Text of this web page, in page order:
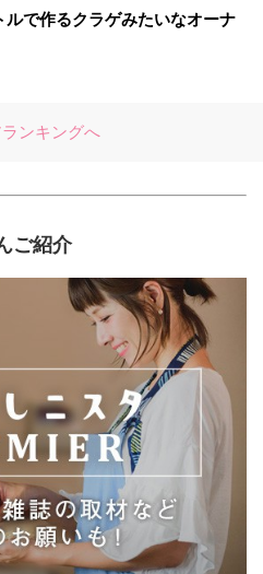
ルで作るクラゲみたいなオーナ
ンキングへ
ご紹介